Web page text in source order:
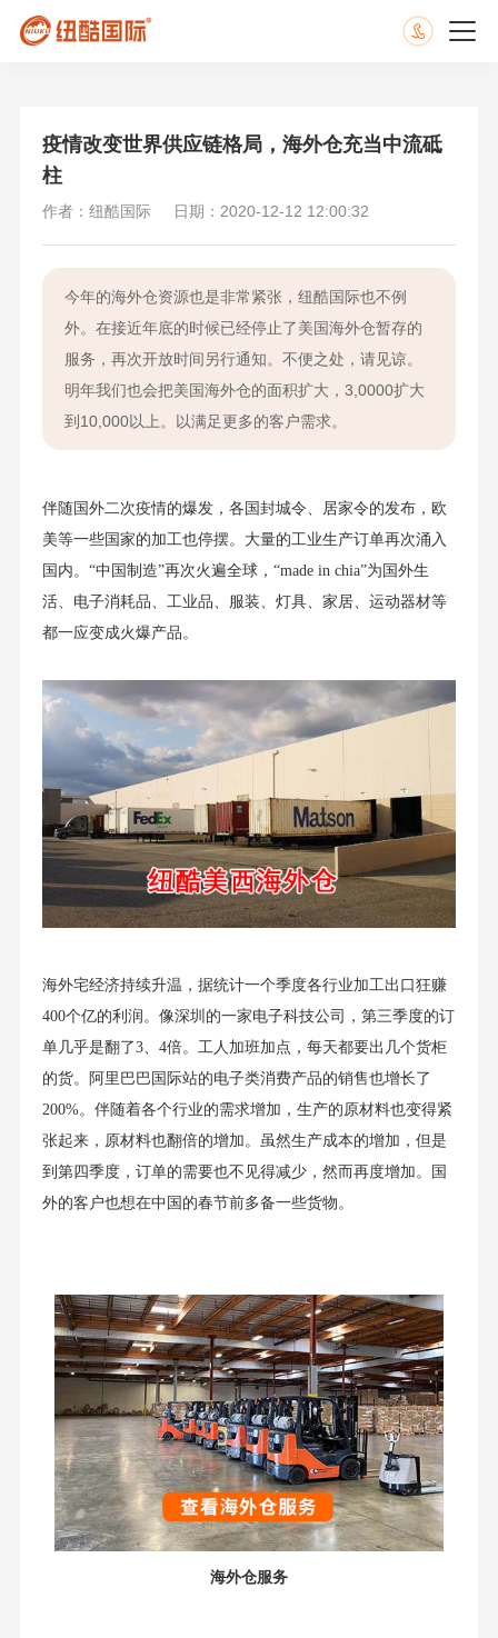
疫情改变世界供应链格局，海外仓充当中流砥
柱
作者：纽酷国际 日期：2020-12-12 12:00:32
今年的海外仓资源也是非常紧张，纽酷国际也不例
外。在接近年底的时候已经停止了美国海外仓暂存的
服务，再次开放时间另行通知。不便之处，请见谅。
明年我们也会把美国海外仓的面积扩大，3,0000扩大
到10,000以上。以满足更多的客户需求。
伴随国外二次疫情的爆发，各国封城令、居家令的发布，欧
美等一些国家的加工也停摆。大量的工业生产订单再次涌入
国内。“中国制造”再次火遍全球，“made in chia”为国外生
活、电子消耗品、工业品、服装、灯具、家居、运动器材等
都一应变成火爆产品。
海外宅经济持续升温，据统计一个季度各行业加工出口狂赚
400个亿的利润。像深圳的一家电子科技公司，第三季度的订
单几乎是翻了3、4倍。工人加班加点，每天都要出几个货柜
的货。阿里巴巴国际站的电子类消费产品的销售也增长了
200%。伴随着各个行业的需求增加，生产的原材料也变得紧
张起来，原材料也翻倍的增加。虽然生产成本的增加，但是
到第四季度，订单的需要也不见得减少，然而再度增加。国
外的客户也想在中国的春节前多备一些货物。
海外仓服务